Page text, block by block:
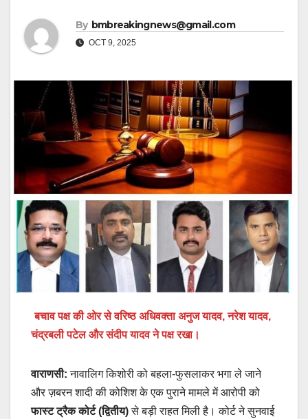
By bmbreakingnews@gmail.com
OCT 9, 2025
बचाव पक्ष की ओर से वरिष्ठ अधिवक्ता अनुज यादव, नरेश यादव,
चंद्रबली पटेल और संदीप यादव ने पक्ष रखा।
वाराणसी: नावालिग किशोरी को बहला-फुसलाकर भगा ले जाने
और ज़बरन शादी की कोशिश के एक पुराने मामले में आरोपी को
फास्ट ट्रैक कोर्ट (द्वितीय)से बड़ी राहत मिली है। कोर्ट ने सुनवाई